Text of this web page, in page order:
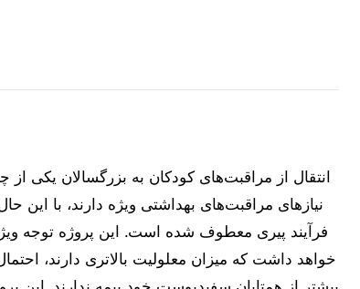
انتقال از مراقبت‌های کودکان به بزرگسالان یکی
نیازهای مراقبت‌های بهداشتی ویژه دارند، با
فرآیند پیری معطوف شده است. این پروژه توجه
خواهد داشت که میزان معلولیت بالاتری دارند،